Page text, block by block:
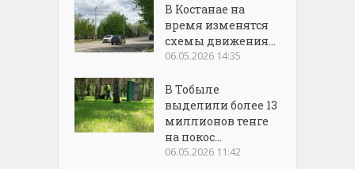
В Костанае на
время изменятся
схемы движения...
06.05.2026 14:35
В Тобыле
выделили более 13
миллионов тенге
на покос...
06.05.2026 11:42